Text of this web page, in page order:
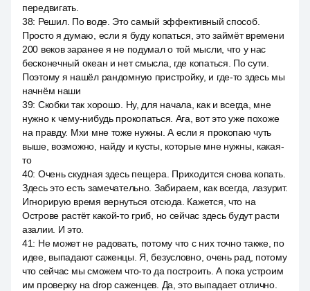
передвигать.
38: Решил. По воде. Это самый эффективный способ.
Просто я думаю, если я буду копаться, это займёт времени
200 веков заранее я не подумал о той мысли, что у нас
бесконечный океан и нет смысла, где копаться. По сути.
Поэтому я нашёл рандомную пристройку, и где-то здесь мы
начнём наши
39: Скобки так хорошо. Ну, для начала, как и всегда, мне
нужно к чему-нибудь прокопаться. Ага, вот это уже похоже
на правду. Мхи мне тоже нужны. А если я прокопаю чуть
выше, возможно, найду и кусты, которые мне нужны, какая-
то
40: Очень скудная здесь пещера. Приходится снова копать.
Здесь это есть замечательно. Забираем, как всегда, лазурит.
Игнорирую время вернуться отсюда. Кажется, что на
Острове растёт какой-то гриб, но сейчас здесь будут расти
азалии. И это.
41: Не может не радовать, потому что с них точно также, по
идее, выпадают саженцы. Я, безусловно, очень рад, потому
что сейчас мы сможем что-то да построить. А пока устроим
им проверку на drop саженцев. Да, это выпадает отлично.